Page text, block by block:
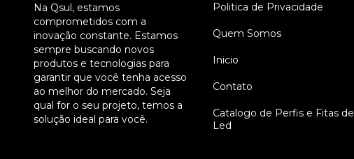
Na Qsul, estamos
comprometidos com a
inovação constante. Estamos
sempre buscando novos
produtos e tecnologias para
garantir que você tenha acesso
ao melhor do mercado. Seja
qual for o seu projeto, temos a
solução ideal para você.
Politica de Privacidade
Quem Somos
Inicio
Contato
Catalogo de Perfis e Fitas de
Led